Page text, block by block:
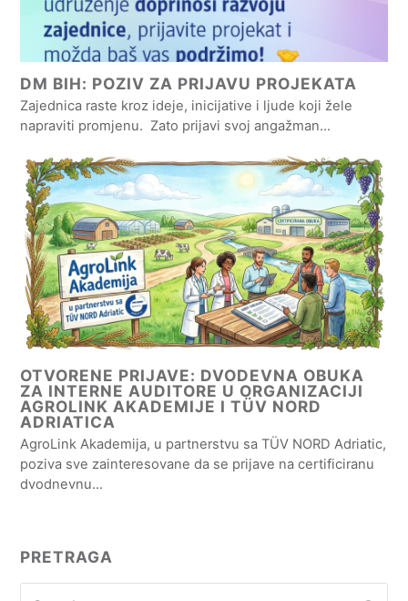
DM BIH: POZIV ZA PRIJAVU PROJEKATA
Zajednica raste kroz ideje, inicijative i ljude koji žele
napraviti promjenu. Zato prijavi svoj angažman…
OTVORENE PRIJAVE: DVODEVNA OBUKA
ZA INTERNE AUDITORE U ORGANIZACIJI
AGROLINK AKADEMIJE I TÜV NORD
ADRIATICA
AgroLink Akademija, u partnerstvu sa TÜV NORD Adriatic,
poziva sve zainteresovane da se prijave na certificiranu
dvodnevnu…
PRETRAGA